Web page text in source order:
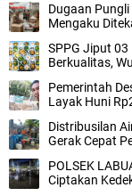
‎Dugaan
Mengaku
SPPG Jiput
Berkualitas,
Pemerintah
Layak Huni
Distribusilan
Gerak Cepat
POLSEK
Ciptakan